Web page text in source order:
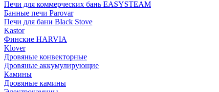
Печи для коммерческих бань EASYSTEAM
Банные печи Parovar
Печи для бани Black Stove
Kastor
Финские HARVIA
Klover
Дровяные конвекторные
Дровяные аккумулирующие
Камины
Дровяные камины